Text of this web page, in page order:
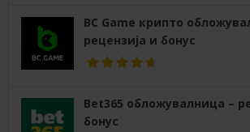
BC Game крипто
рецензија и бонус
Bet365 обложувалница –
бонус